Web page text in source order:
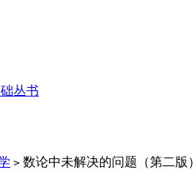
丛书
> 数论中未解决的问题（第二版）